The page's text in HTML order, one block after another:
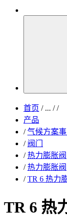
首页 /... / /
产品
/ 气候方案
/ 阀门
/ 热力膨胀阀
/ 热力膨胀阀
/ TR 6 热力
TR 6 热